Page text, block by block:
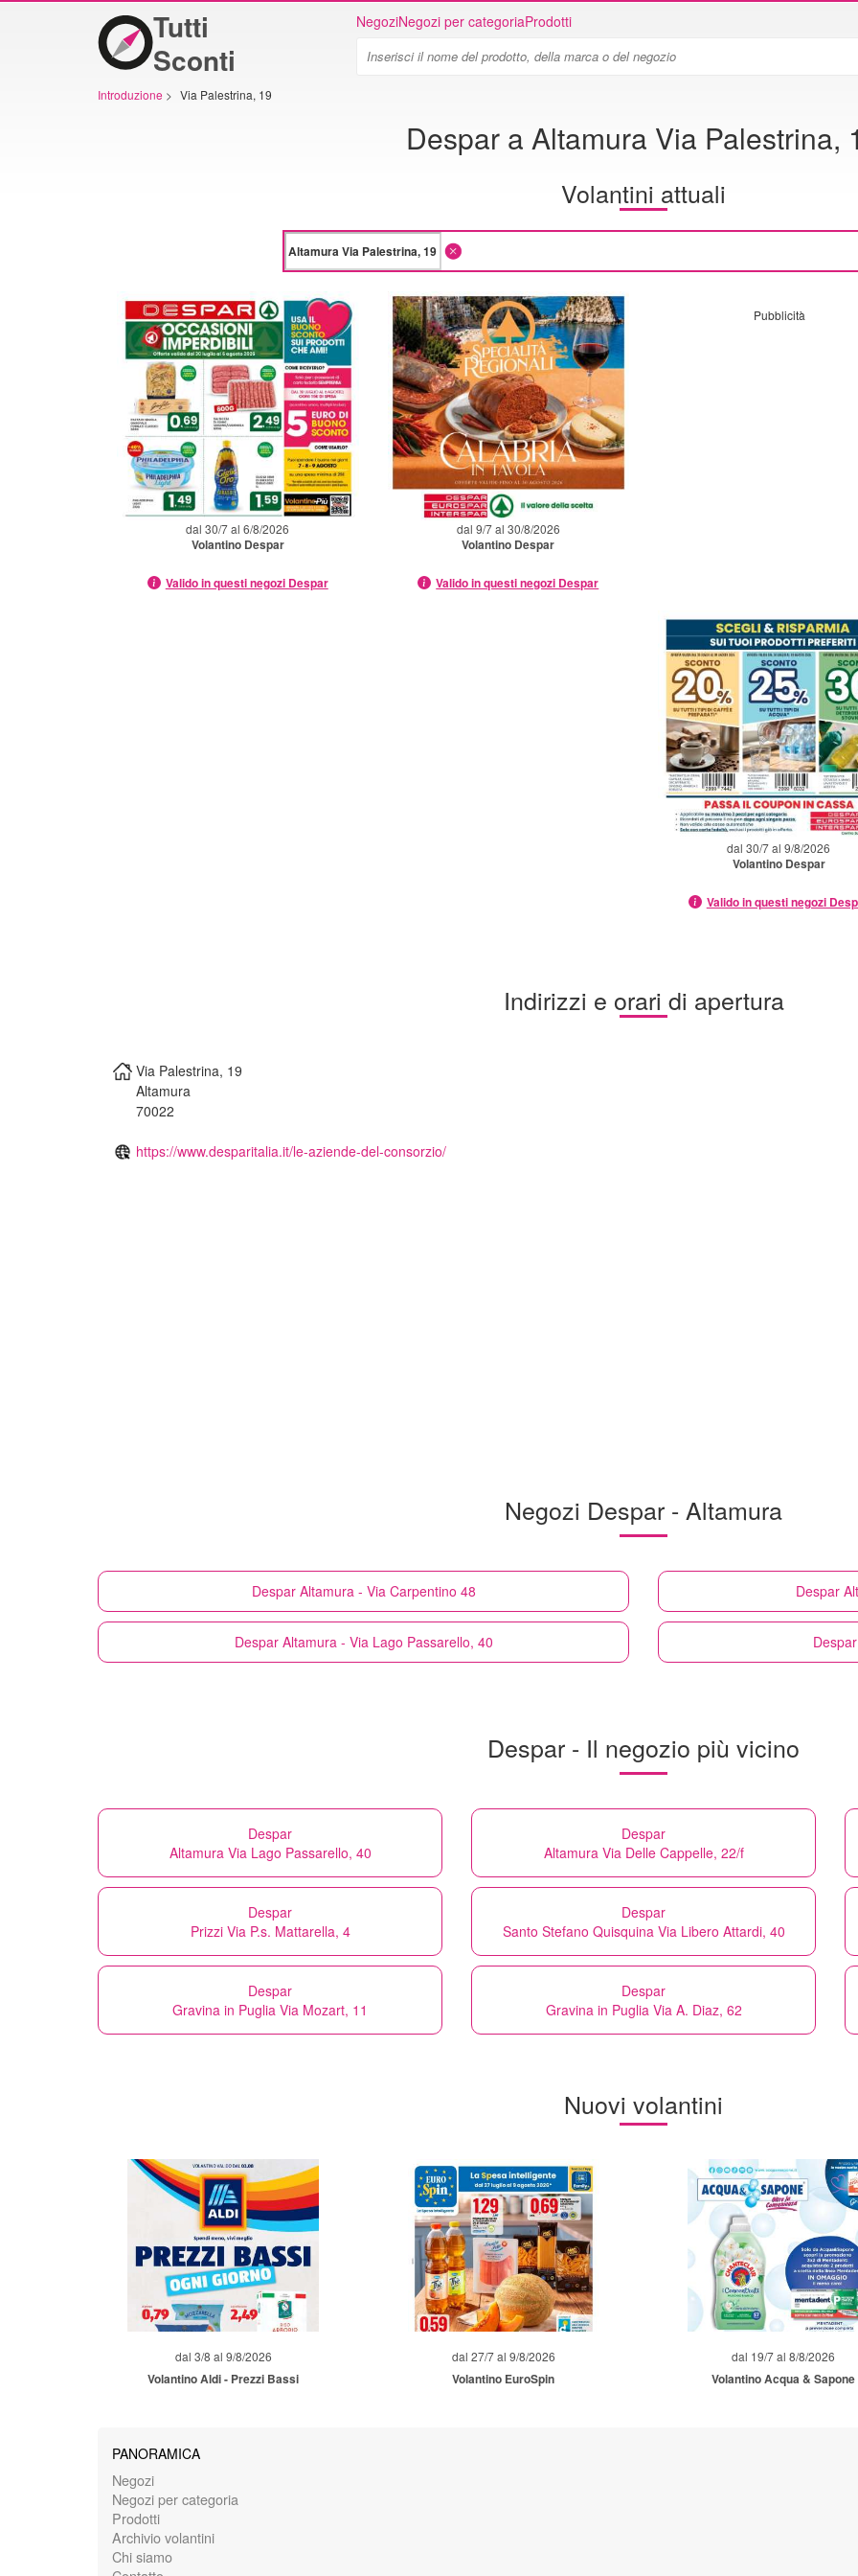
Tutti
Sconti
NegoziNegozi per categoriaProdotti
Introduzione > Via Palestrina, 19
Despar a Altamura Via Palestrina,
Volantini attuali
dal 30/7 al 6/8/2026
Volantino Despar
Valido in questi negozi Despar
dal 9/7 al 30/8/2026
Volantino Despar
Valido in questi negozi Despar
Pubblicità
dal 30/7 al 9/8/2026
Volantino Despar
Valido in questi negozi
Indirizzi e orari di apertura
Via Palestrina, 19
Altamura
70022
https://www.desparitalia.it/le-aziende-del-consorzio/
Negozi Despar - Altamura
Despar Altamura - Via Carpentino 48 Despar
Despar Altamura - Via Lago Passarello, 40 Despar
Despar - Il negozio più vicino
Despar
Altamura Via Lago Passarello, 40
Despar
Altamura Via Delle Cappelle, 22/f
Despar
Prizzi Via P.s. Mattarella, 4
Despar
Santo Stefano Quisquina Via Libero Attardi, 40
Despar
Gravina in Puglia Via Mozart, 11
Despar
Gravina in Puglia Via A. Diaz, 62
Nuovi volantini
dal 3/8 al 9/8/2026
Volantino Aldi - Prezzi Bassi
dal 27/7 al 9/8/2026
Volantino EuroSpin
dal 19/7 al 8/8/2026
Volantino Acqua & Sapone
PANORAMICA
Negozi
Negozi per categoria
Prodotti
Archivio volantini
Chi siamo